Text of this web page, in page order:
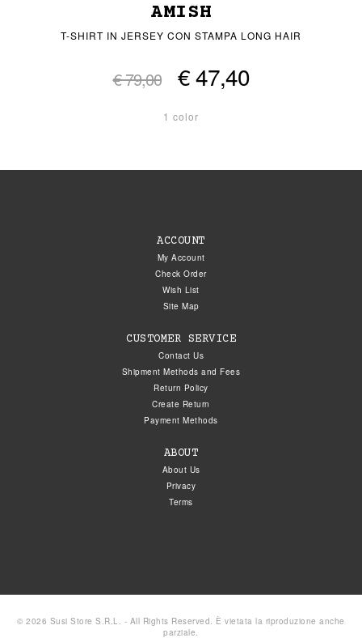
AMISH
T-SHIRT IN JERSEY CON STAMPA LONG HAIR
€ 79,00 € 47,40
1 color
ACCOUNT
My Account
Check Order
Wish List
Site Map
CUSTOMER SERVICE
Contact Us
Shipment Methods and Fees
Return Policy
Create Return
Payment Methods
ABOUT
About Us
Privacy
Terms
© 2026 Susi Store S.R.L. - All Rights Reserved. È vietata la riproduzione anche
parziale.